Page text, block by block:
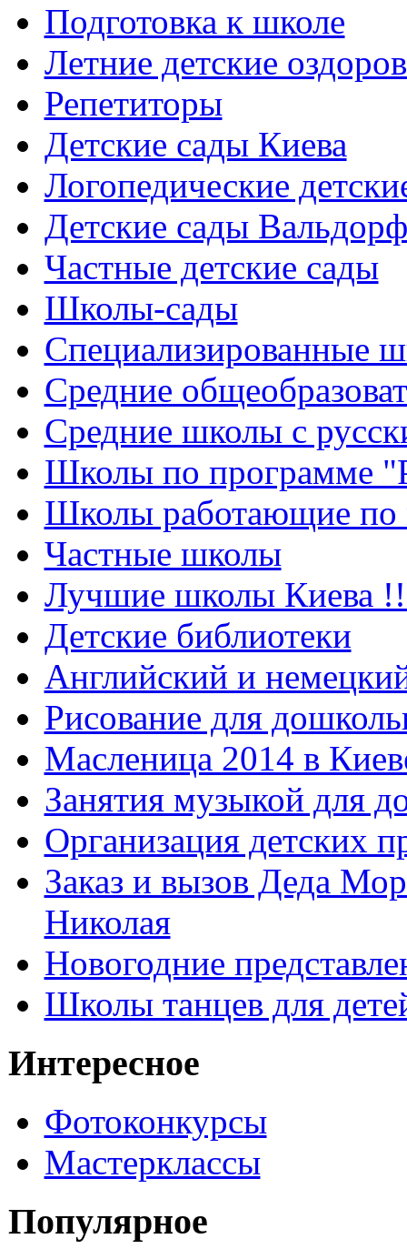
Подготовка к школе
Летние детские
Репетиторы
Детские сады Киева
Логопедические
Детские сады
Частные детские сады
Школы-сады
Cпециализированные
Cредние
Средние школы с
Школы по программе
Школы работающие по
Частные школы
Лучшие школы Киева
Детские библиотеки
Английский и
Рисование для
Масленица 2014 в
Занятия музыкой для
Организация детских
Заказ и вызов Деда
Николая
Новогодние
Школы танцев для
Интересное
Фотоконкурсы
Мастерклассы
Популярное